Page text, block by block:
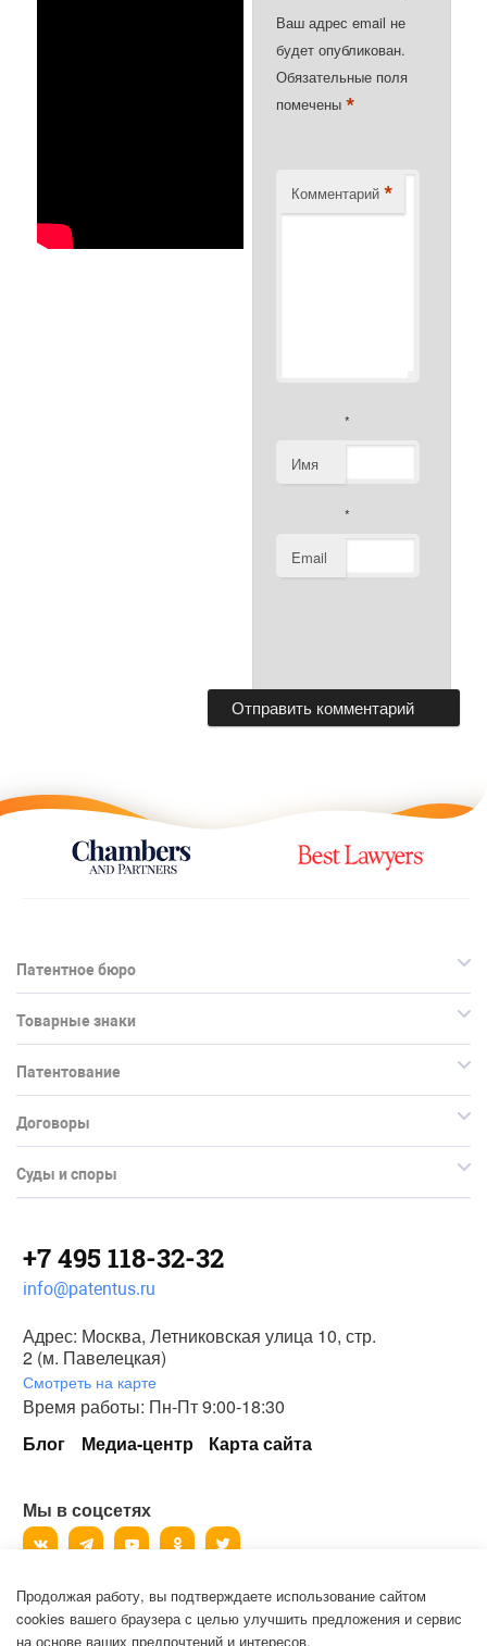
Ваш адрес email не
будет опубликован.
Обязательные поля
помечены*
Комментарий *
Имя
*
Email
*
Патентное бюро
Товарные знаки
Патентование
Договоры
Суды и споры
+7 495 118-32-32
info@patentus.ru
Адрес: Москва, Летниковская улица 10, стр.
2 (м. Павелецкая)
Смотреть на карте
Время работы: Пн-Пт 9:00-18:30
Блог
Медиа-центр Карта сайта
Мы в соцсетях
©2006-2026, ООО «Патентус».
Все права защищены.
Продолжая работу, вы подтверждаете использование сайтом
cookies вашего браузера с целью улучшить предложения и сервис
на основе ваших предпочтений и интересов.